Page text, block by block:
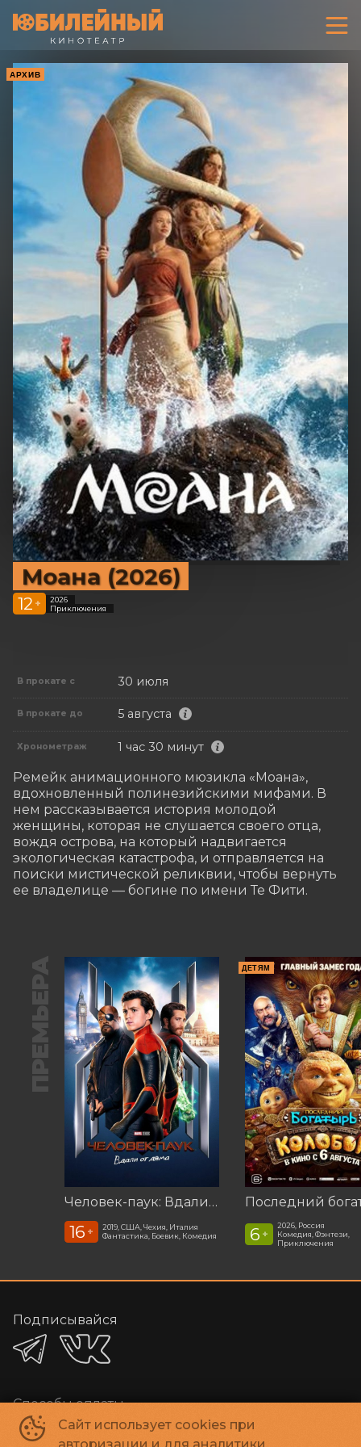
АРХИВ
Моана (2026)
12 +
2026
Приключения
В прокате с 30 июля
В прокате до 5 августа
Хронометраж 1 час 30 минут
Ремейк анимационного мюзикла «Моана»,
вдохновленный полинезийскими мифами. В
нем рассказывается история молодой
женщины, которая не слушается своего отца,
вождя острова, на который надвигается
экологическая катастрофа, и отправляется на
поиски мистической реликвии, чтобы вернуть
ее владелице — богине по имени Те Фити.
ПРЕМЬЕРА
Человек-паук: Вдали от дома (2019)
16 +
2019, США, Чехия, Италия
Фантастика, Боевик, Комедия
ДЕТЯМ
6 +
2026, Россия
Комедия, Фэнтези,
Приключения
Сайт использует cookies при
Подписывайся
Способы оплаты